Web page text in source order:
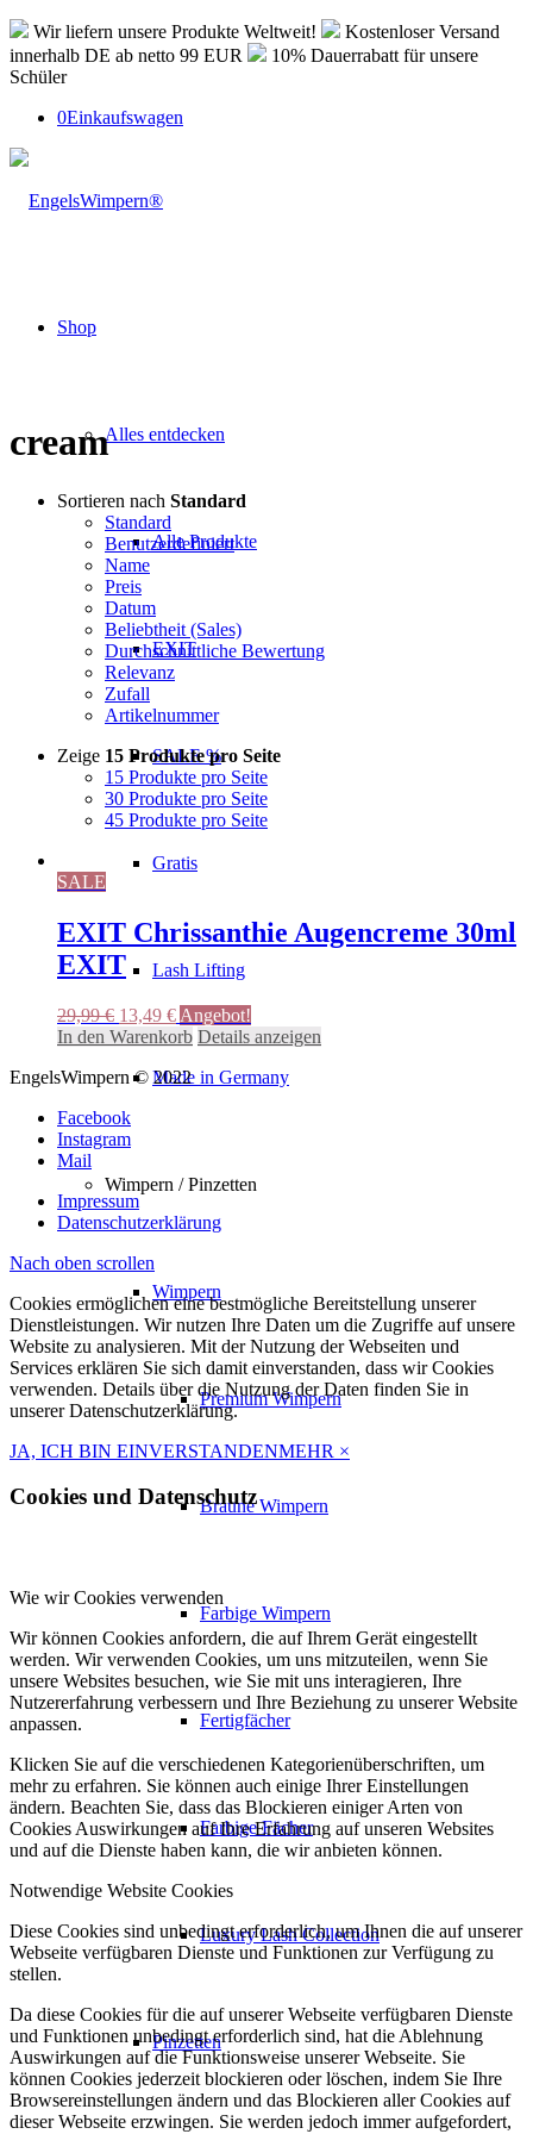
Wir liefern unsere Produkte Weltweit!
Kostenloser Versand
innerhalb DE ab netto 99 EUR
10% Dauerrabatt für unsere
Schüler
0Einkaufswagen
Shop
Alles entdecken
Alle Produkte
EXIT
SALE %
Gratis
Lash Lifting
Made in Germany
Wimpern / Pinzetten
Wimpern
Premium Wimpern
Braune Wimpern
Farbige Wimpern
Fertigfächer
Farbige Fächer
Luxury Lash Collection
Pinzetten
cream
Sortieren nach Standard
Standard
Benutzerdefiniert
Name
Preis
Datum
Beliebtheit (Sales)
Durchschnittliche Bewertung
Relevanz
Zufall
Artikelnummer
Zeige 15 Produkte pro Seite
15 Produkte pro Seite
30 Produkte pro Seite
45 Produkte pro Seite
SALE
EXIT Chrissanthie Augencreme 30ml
EXIT
29,99€ Ursprünglicher
Preis
29,99 €
13,49 €Aktueller
Preis
13,49 €.
Angebot!
In den Warenkorb Details anzeigen
EngelsWimpern © 2022
Facebook
Instagram
Mail
Impressum
Datenschutzerklärung
Nach oben scrollen
Cookies ermöglichen eine bestmögliche Bereitstellung unserer
Dienstleistungen. Wir nutzen Ihre Daten um die Zugriffe auf unsere
Website zu analysieren. Mit der Nutzung der Webseiten und
Services erklären Sie sich damit einverstanden, dass wir Cookies
verwenden. Details über die Nutzung der Daten finden Sie in
unserer Datenschutzerklärung.
JA, ICH BIN EINVERSTANDENMEHR ×
Cookies und Datenschutz
Wie wir Cookies verwenden
Wir können Cookies anfordern, die auf Ihrem Gerät eingestellt
werden. Wir verwenden Cookies, um uns mitzuteilen, wenn Sie
unsere Websites besuchen, wie Sie mit uns interagieren, Ihre
Nutzererfahrung verbessern und Ihre Beziehung zu unserer Website
anpassen.
Klicken Sie auf die verschiedenen Kategorienüberschriften, um
mehr zu erfahren. Sie können auch einige Ihrer Einstellungen
ändern. Beachten Sie, dass das Blockieren einiger Arten von
Cookies Auswirkungen auf Ihre Erfahrung auf unseren Websites
und auf die Dienste haben kann, die wir anbieten können.
Notwendige Website Cookies
Diese Cookies sind unbedingt erforderlich, um Ihnen die auf unserer
Webseite verfügbaren Dienste und Funktionen zur Verfügung zu
stellen.
Da diese Cookies für die auf unserer Webseite verfügbaren Dienste
und Funktionen unbedingt erforderlich sind, hat die Ablehnung
Auswirkungen auf die Funktionsweise unserer Webseite. Sie
können Cookies jederzeit blockieren oder löschen, indem Sie Ihre
Browsereinstellungen ändern und das Blockieren aller Cookies auf
dieser Webseite erzwingen. Sie werden jedoch immer aufgefordert,